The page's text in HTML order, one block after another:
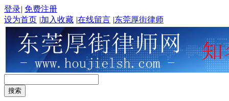
登录| 免费注册
设为首页 |加入收藏 |在线留言 |东莞厚街律师